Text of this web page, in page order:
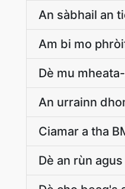
An sàbhail an
Am bi mo
Dè mu
An urrainn
Ciamar a tha
Dè an rùn